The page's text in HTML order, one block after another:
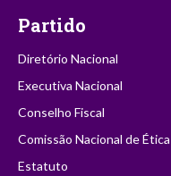
Partido
Diretório Nacional
Executiva Nacional
Conselho Fiscal
Comissão Nacional de Ética
Estatuto